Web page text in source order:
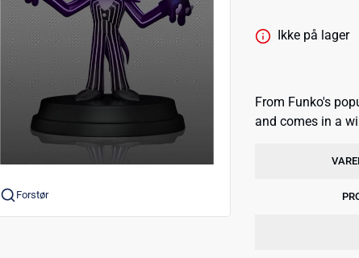
Forstør
Ikke på lager
From Funko's
and comes in a